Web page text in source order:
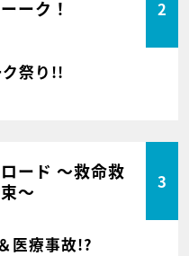
ーク！ 2
祭り!!
ード ～救命救
～
3
医療事故!?